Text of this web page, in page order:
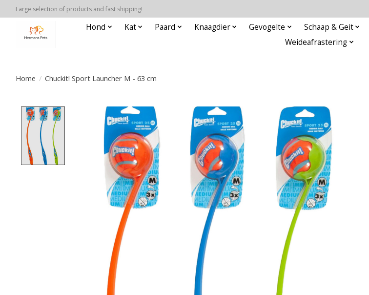
Large selection of products and fast shipping!
Hond Kat Paard Knaagdier Gevogelte Schaap & Geit
Weideafrastering
Home / Chuckit! Sport Launcher M - 63 cm
Product image slideshow Items